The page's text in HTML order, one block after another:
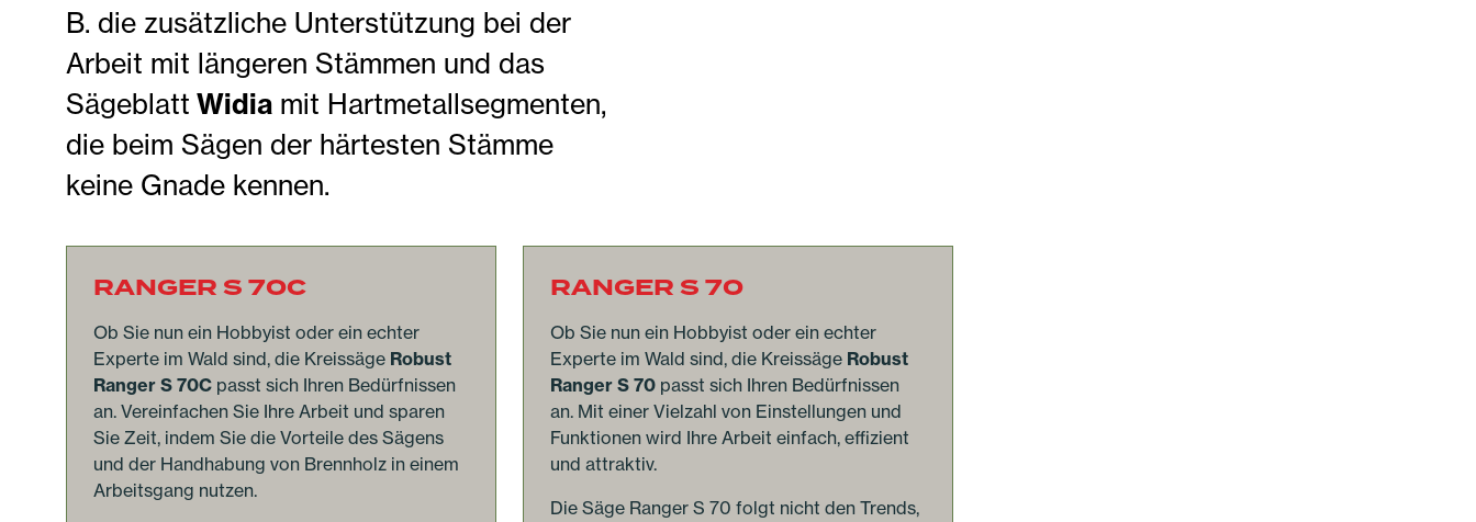
B. die zusätzliche Unterstützung bei der
Arbeit mit längeren Stämmen und das
Sägeblatt Widia mit Hartmetallsegmenten,
die beim Sägen der härtesten Stämme
keine Gnade kennen.
RANGER S 70C
Ob Sie nun ein Hobbyist oder ein echter
Experte im Wald sind, die Kreissäge Robust
Ranger S 70C passt sich Ihren Bedürfnissen
an. Vereinfachen Sie Ihre Arbeit und sparen
Sie Zeit, indem Sie die Vorteile des Sägens
und der Handhabung von Brennholz in einem
Arbeitsgang nutzen.
RANGER S 70
Ob Sie nun ein Hobbyist oder ein echter
Experte im Wald sind, die Kreissäge Robust
Ranger S 70passt sich Ihren Bedürfnissen
an. Mit einer Vielzahl von Einstellungen und
Funktionen wird Ihre Arbeit einfach, effizient
und attraktiv.
Die Säge Ranger S 70 folgt nicht den Trends,